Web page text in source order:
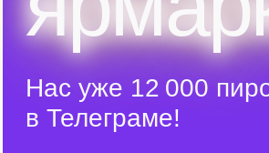
в Телеграме!
Спасибо вам за то, что читаете
нас и участвуете в наших движухах!
Мы вас очень любим и в честь этого
организовали большую ярмарку.